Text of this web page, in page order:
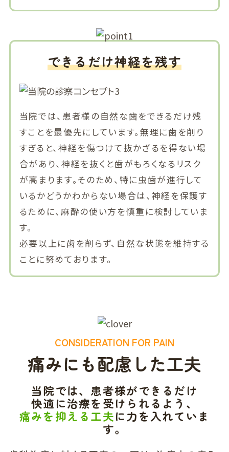
できるだけ神経を残す
当院では、患者様の自然な歯をできるだけ残
すことを最優先にしています。無理に歯を削り
すぎると、神経を傷つけて抜かざるを得ない場
合があり、神経を抜くと歯がもろくなるリスク
が高まります。そのため、特に虫歯が進行して
いるかどうかわからない場合は、神経を保護す
るために、麻酔の使い方を慎重に検討していま
す。
必要以上に歯を削らず、自然な状態を維持する
ことに努めております。
CONSIDERATION FOR PAIN
痛みにも配慮した工夫
当院では、患者様ができるだけ
快適に治療を受けられるよう、
痛みを抑える工夫に力を入れていま
す。